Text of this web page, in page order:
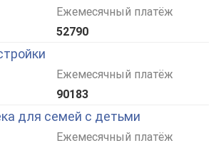
Ежемесячный платёж
52790
Ежемесячный платёж
90183
для семей с детьми
Ежемесячный платёж